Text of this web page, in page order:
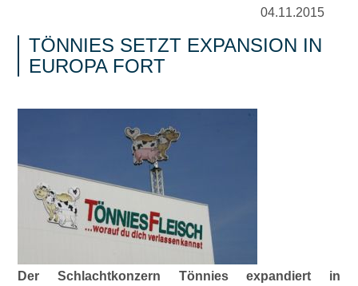
04.11.2015
TÖNNIES SETZT EXPANSION IN
EUROPA FORT
Der Schlachtkonzern Tönnies expandiert in